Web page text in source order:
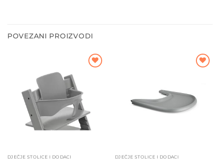
POVEZANI PROIZVODI
DJEČJE STOLICE I DODACI DJEČJE STOLICE I DODACI